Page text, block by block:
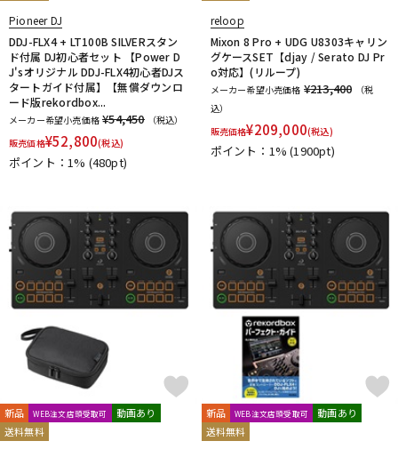
Pioneer DJ
DDJ-FLX4 + LT100B SILVERスタン
ド付属 DJ初心者セット 【Power D
J'sオリジナル DDJ-FLX4初心者DJス
タートガイド付属】【無償ダウンロ
ード版rekordbox...
メーカー希望小売価格 ¥54,450
（税込）
販売価格¥52,800(税込)
ポイント：1% (480pt)
reloop
Mixon 8 Pro + UDG U8303キャリン
グケースSET【djay / Serato DJ Pr
o対応】(リループ)
メーカー希望小売価格 ¥213,400
（税
込）
販売価格¥209,000(税込)
ポイント：1%(1900pt)
新品 WEB注文店頭受取可
動画あり
送料無料
新品 WEB注文店頭受取可
動画あり
送料無料